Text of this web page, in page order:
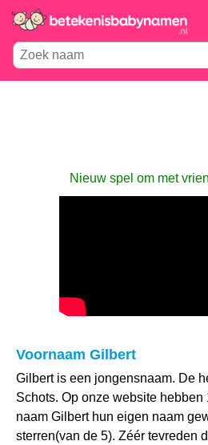
Nieuw spel om met
Voornaam Gilbert
Gilbert is een jongensnaam. De
Schots. Op onze website hebben
naam Gilbert hun eigen naam
sterren(van de 5). Zéér tevreden